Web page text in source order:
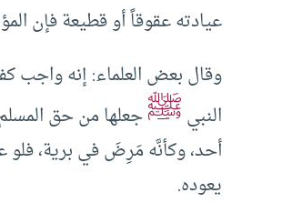
عيادته عقوقاً أو قطيعة فإن
وقال بعض العلماء: إنه واجب
النبيﷺجعلها من حق
أحد، وكأنَّه مَرِضَ في برية، فلو
يعوده.